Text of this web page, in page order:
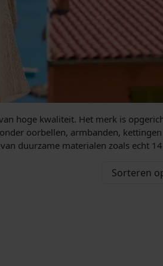
hoge kwaliteit. Het merk is
oorbellen, armbanden,
duurzame materialen zoals echt